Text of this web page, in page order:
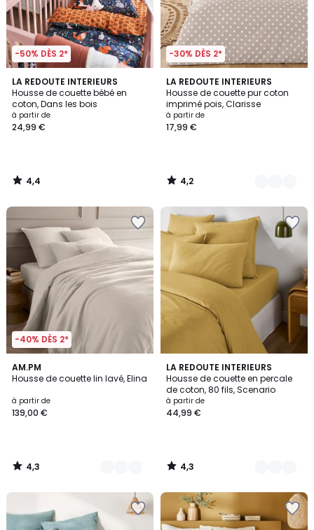
-50% DÈS 2*
LA REDOUTE INTERIEURS
Housse de couette bébé en
coton, Dans les bois
à partir de
24,99 €
4,4
/ 5
4,4
/
-30% DÈS 2*
LA REDOUTE INTERIEURS
Housse de couette pur coton
imprimé pois, Clarisse
à partir de
17,99 €
4,2
/ 5
5
Couleurs
4,2
/
-40% DÈS 2*
AM.PM
Housse de couette lin lavé, Elina
à partir de
139,00 €
4,3
/ 5
25
Couleurs
4,3
/
LA REDOUTE INTERIEURS
Housse de couette en percale
de coton, 80 fils, Scenario
à partir de
44,99 €
4,3
/ 5
3
Couleurs
4,3
/